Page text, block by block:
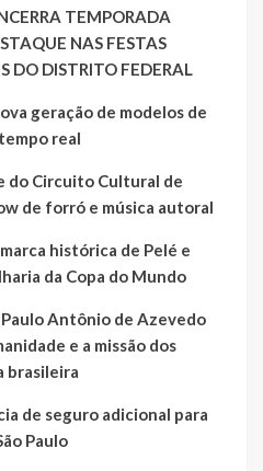
TEMPORADA
NAS FESTAS
DO DISTRITO FEDERAL
geração de modelos de
real
do Circuito Cultural de
de forró e música autoral
histórica de Pelé e
da Copa do Mundo
Antônio de Azevedo
e a missão dos
brasileira
de seguro adicional para
Paulo